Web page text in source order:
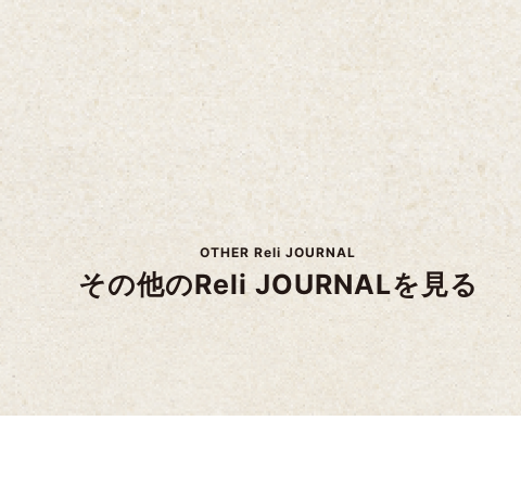
OTHER Reli JOURNAL
その他のReli JOURNALを見る